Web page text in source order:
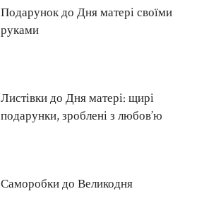
Подарунок до Дня матері своїми
руками
Листівки до Дня матері: щирі
подарунки, зроблені з любов’ю
Саморобки до Великодня